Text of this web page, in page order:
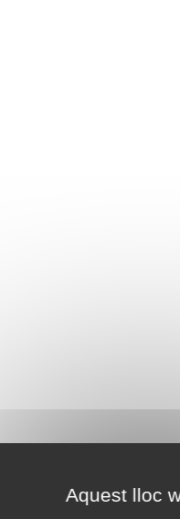
Aquest lloc